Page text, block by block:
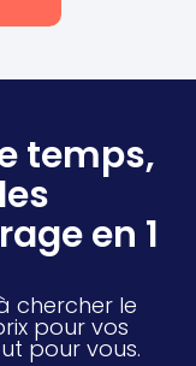
temps,
en 1
chercher le
pour vos
pour vous.